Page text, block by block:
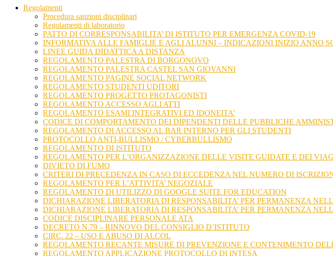
Regolamenti
Procedura sanzioni disciplinari
Regolamenti di laboratorio
PATTO DI CORRESPONSABILITA’ DI ISTITUTO PER EMERGENZA COVID-19
INFORMATIVA ALLE FAMIGLIE E AGLI ALUNNI – INDICAZIONI INIZIO ANNO
LINEE GUIDA DIDATTICA A DISTANZA
REGOLAMENTO PALESTRA DI BORGONOVO
REGOLAMENTO PALESTRA CASTEL SAN GIOVANNI
REGOLAMENTO PAGINE SOCIAL NETWORK
REGOLAMENTO STUDENTI UDITORI
REGOLAMENTO PROGETTO PROTAGONISTI
REGOLAMENTO ACCESSO AGLI ATTI
REGOLAMENTO ESAMI INTEGRATIVI ED IDONEITA’
CODICE DI COMPORTAMENTO DEI DIPENDENTI DELLE PUBBLICHE
REGOLAMENTO DI ACCESSO AL BAR INTERNO PER GLI STUDENTI
PROTOCOLLO ANTI-BULLISMO / CYBERBULLISMO
REGOLAMENTO DI ISTITUTO
REGOLAMENTO PER L’ORGANIZZAZIONE DELLE VISITE GUIDATE E DEI
DIVIETO DI FUMO
CRITERI DI PRECEDENZA IN CASO DI ECCEDENZA NEL NUMERO DI
REGOLAMENTO PER L’ATTIVITA’ NEGOZIALE
REGOLAMENTO DI UTILIZZO DI GOOGLE SUITE FOR EDUCATION
DICHIARAZIONE LIBERATORIA DI RESPONSABILITA’ PER PERMANENZA
DICHIARAZIONE LIBERATORIA DI RESPONSABILITA’ PER PERMANENZA
CODICE DISCIPLINARE PERSONALE ATA
DECRETO N.79 – RINNOVO DEL CONSIGLIO D’ISTITUTO
CIRC. 22 – USO E ABUSO DI ALCOL
REGOLAMENTO RECANTE MISURE DI PREVENZIONE E CONTENIMENTO
REGOLAMENTO APPLICAZIONE PROTOCOLLO DI INTESA